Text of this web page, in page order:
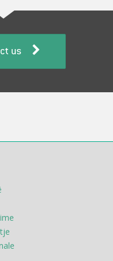
us